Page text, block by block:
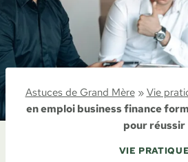
Astuces de Grand Mère»Vie
en emploi business finance
pour réussir
VIE PRATIQUE